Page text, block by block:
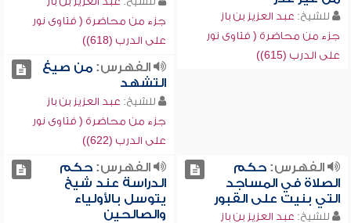
للشيخ: عبد العزيز بن باز
جزء من محاضرة ( فتاوى نور
على الدرب (615))
جزء من محاضرة ( فتاوى نور
على الدرب (618))
الفهرس:من صيغ
التشهد
للشيخ: عبد العزيز بن باز
جزء من محاضرة ( فتاوى نور
على الدرب (622))
الفهرس:حكم
الصلاة في المساجد
التي بنيت على القبور
للشيخ: عبد العزيز بن باز
الفهرس:حكم
الدراسة عند شيخ
يتوسل بالأولياء
والصالحين